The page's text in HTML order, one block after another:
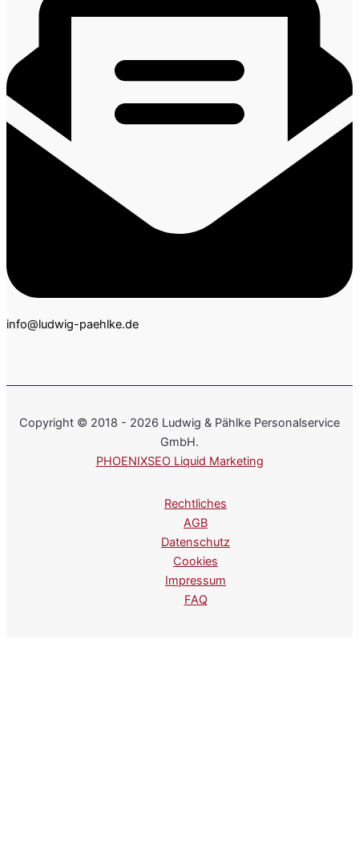
info@ludwig-paehlke.de
Copyright © 2018 - 2026 Ludwig & Pählke Personalservice
GmbH.
PHOENIXSEO Liquid Marketing
Rechtliches
AGB
Datenschutz
Cookies
Impressum
FAQ